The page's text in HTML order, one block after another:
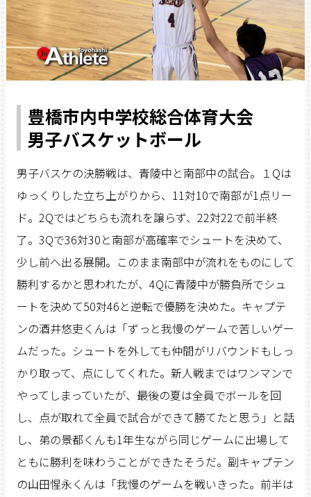
豊橋市内中学校総合体育大会
男子バスケットボール
男子バスケの決勝戦は、青陵中と南部中の試合。１Qは
ゆっくりした立ち上がりから、11対10で南部が1点リー
ド。2Qではどちらも流れを譲らず、22対22で前半終
了。3Qで36対30と南部が高確率でシュートを決めて、
少し前へ出る展開。このまま南部中が流れをものにして
勝利するかと思われたが、4Qに青陵中が勝負所でシュ
ートを決めて50対46と逆転で優勝を決めた。キャプテ
ンの酒井悠吏くんは「ずっと我慢のゲームで苦しいゲー
ムだった。シュートを外しても仲間がリバウンドもしっ
かり取って、点にしてくれた。新人戦まではワンマンで
やってしまっていたが、最後の夏は全員でボールを回
し、点が取れて全員で試合ができて勝てたと思う」と話
し、弟の景都くんも1年生ながら同じゲームに出場して
ともに勝利を味わうことができたそうだ。副キャプテン
の山田惺永くんは「我慢のゲームを戦いきった。前半は